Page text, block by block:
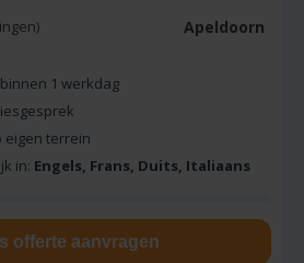
Apeldoorn
1 werkdag
eigen terrein
in: Engels, Frans, Duits, Italiaans
offerte aanvragen